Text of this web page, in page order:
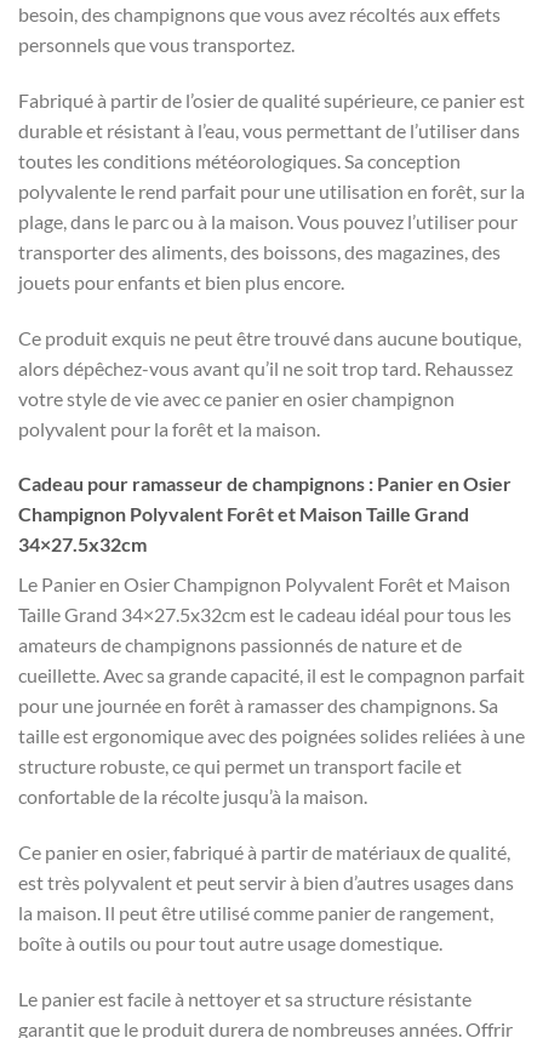
besoin, des champignons que vous avez récoltés aux effets
personnels que vous transportez.
Fabriqué à partir de l’osier de qualité supérieure, ce panier est
durable et résistant à l’eau, vous permettant de l’utiliser dans
toutes les conditions météorologiques. Sa conception
polyvalente le rend parfait pour une utilisation en forêt, sur la
plage, dans le parc ou à la maison. Vous pouvez l’utiliser pour
transporter des aliments, des boissons, des magazines, des
jouets pour enfants et bien plus encore.
Ce produit exquis ne peut être trouvé dans aucune boutique,
alors dépêchez-vous avant qu’il ne soit trop tard. Rehaussez
votre style de vie avec ce panier en osier champignon
polyvalent pour la forêt et la maison.
Cadeau pour ramasseur de champignons : Panier en Osier
Champignon Polyvalent Forêt et Maison Taille Grand
34×27.5x32cm
Le Panier en Osier Champignon Polyvalent Forêt et Maison
Taille Grand 34×27.5x32cm est le cadeau idéal pour tous les
amateurs de champignons passionnés de nature et de
cueillette. Avec sa grande capacité, il est le compagnon parfait
pour une journée en forêt à ramasser des champignons. Sa
taille est ergonomique avec des poignées solides reliées à une
structure robuste, ce qui permet un transport facile et
confortable de la récolte jusqu’à la maison.
Ce panier en osier, fabriqué à partir de matériaux de qualité,
est très polyvalent et peut servir à bien d’autres usages dans
la maison. Il peut être utilisé comme panier de rangement,
boîte à outils ou pour tout autre usage domestique.
Le panier est facile à nettoyer et sa structure résistante
garantit que le produit durera de nombreuses années. Offrir